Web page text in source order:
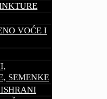
VOĆE I
SEMENKE